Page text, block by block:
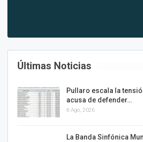
Últimas Noticias
Pullaro escala la
acusa de defender…
6 Ago, 2026
La Banda Sinfónica